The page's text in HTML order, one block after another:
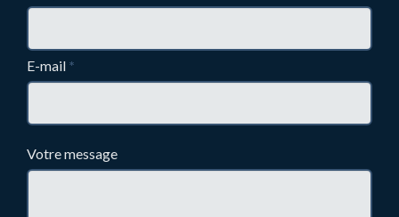
E-mail *
Votre message